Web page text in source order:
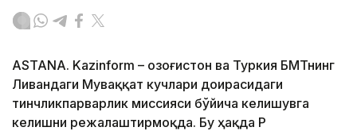
ASTANA. Kazinform – Қозоғистон ва Туркия БМТнинг
Ливандаги Муваққат кучлари доирасидаги
тинчликпарварлик миссияси бўйича келишувга
келишни режалаштирмоқда. Бу ҳақда ҚР